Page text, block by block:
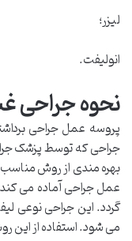
لیزر؛
انولیفت.
نحوه جراحی
پروسه عمل جراحی
جراحی که توسط پزشک
بهره مندی از روش مناسب
عمل جراحی آماده می
گردد. این جراحی نوعی
می شود. استفاده از